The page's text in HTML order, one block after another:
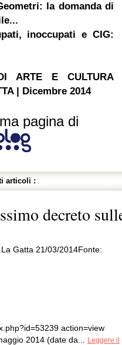
la domanda di
inoccupati e CIG:
ARTE E CULTURA
| Dicembre 2014
pagina di
articoli :
decreto
Gatta 21/03/2014Fonte:
action=view
2014 (date da...
Leggere il